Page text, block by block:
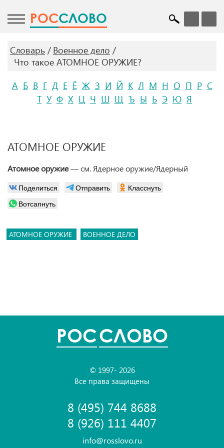
POCСЛОВО
Словарь
Военное дело
Что такое АТОМНОЕ ОРУЖИЕ?
А Б В Г Д Е Ё Ж З И Й К Л М Н О П Р С
Т У Ф Х Ц Ч Ш Щ Ъ Ы Ь Э Ю Я
АТОМНОЕ ОРУЖИЕ
Атомное оружие— см. Ядерное оружие/Ядерный
Поделиться Отправить
Класснуть
Вотсапнуть
АТОМНОЕ ОРУЖИЕ ВОЕННОЕ ДЕЛО
POCСЛОВО
© 1997- 2026
Все права защищены
8 (495) 744 8688
8 (926) 111 4407
info@rosslovo.ru